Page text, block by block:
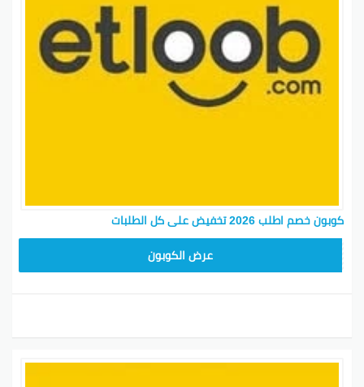
كوبون خصم اطلب 2026 تخفيض على كل الطلبات
عرض الكوبون